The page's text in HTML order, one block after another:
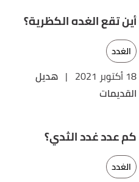
أين تقع الغده الكظرية؟
الغدد
18 أكتوبر 2021 | هديل
القديمات
كم عدد غدد الثدي؟
الغدد